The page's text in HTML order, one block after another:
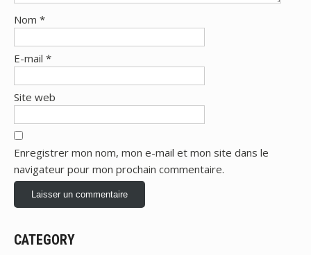
Nom *
E-mail *
Site web
Enregistrer mon nom, mon e-mail et mon site dans le
navigateur pour mon prochain commentaire.
CATEGORY